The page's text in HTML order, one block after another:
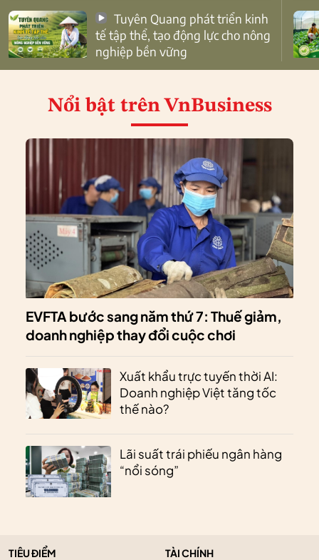
tế tập thể, tạo động lực cho nông
nghiệp bền vững
Nổi bật trên VnBusiness
EVFTA bước sang năm thứ 7: Thuế giảm,
doanh nghiệp thay đổi cuộc chơi
Xuất khẩu trực tuyến thời AI:
Doanh nghiệp Việt tăng tốc
thế nào?
Lãi suất trái phiếu ngân hàng
“nổi sóng”
TIÊU ĐIỂM
TÀI CHÍNH